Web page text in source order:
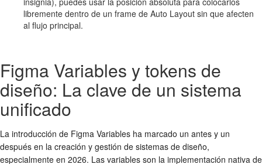
libremente dentro de un frame de Auto Layout sin que afecten
al flujo principal.
Figma Variables y tokens de
diseño: La clave de un sistema
unificado
La introducción de Figma Variables ha marcado un antes y un
después en la creación y gestión de sistemas de diseño,
especialmente en 2026. Las variables son la implementación nativa de